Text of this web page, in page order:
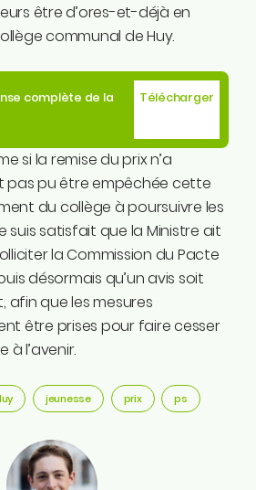
être d’ores-et-déjà en
communal de Huy.
complète de la
Télécharger
si la remise du prix n’a
pas pu être empêchée cette
du collège à poursuivre les
suis satisfait que la Ministre ait
la Commission du Pacte
désormais qu’un avis soit
afin que les mesures
être prises pour faire cesser
l’avenir.
jeunesse prix ps